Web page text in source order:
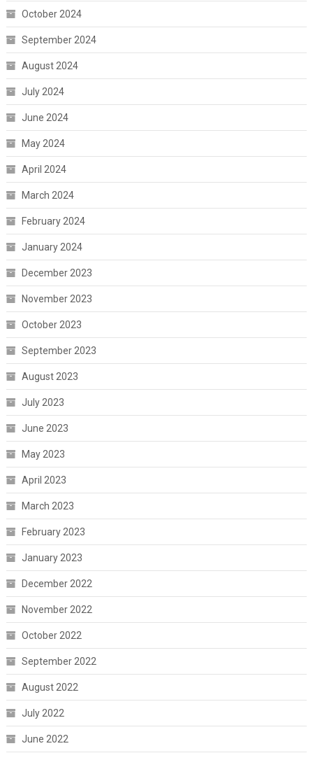
October 2024
September 2024
August 2024
July 2024
June 2024
May 2024
April 2024
March 2024
February 2024
January 2024
December 2023
November 2023
October 2023
September 2023
August 2023
July 2023
June 2023
May 2023
April 2023
March 2023
February 2023
January 2023
December 2022
November 2022
October 2022
September 2022
August 2022
July 2022
June 2022